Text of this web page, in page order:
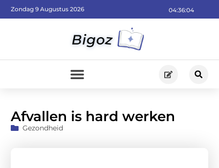
04:36:06
Zondag 9 Augustus 2026
Afvallen is hard werken
Gezondheid